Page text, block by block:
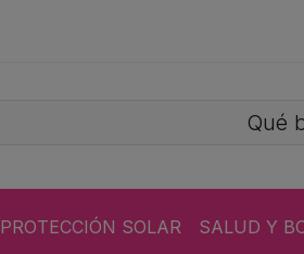
PROTECCIÓN SOLAR SALUD Y